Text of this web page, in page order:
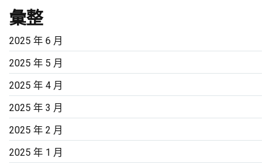
彙整
2025 年 6 月
2025 年 5 月
2025 年 4 月
2025 年 3 月
2025 年 2 月
2025 年 1 月